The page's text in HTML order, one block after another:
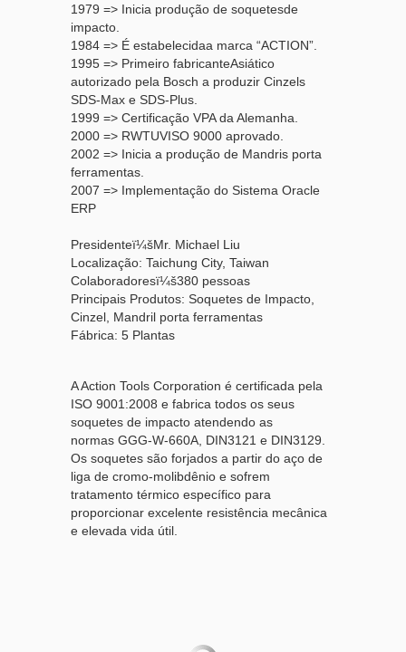
1979 => Inicia produção de soquetesde
impacto.
1984 => É estabelecidaa marca “ACTION”.
1995 => Primeiro fabricanteAsiático
autorizado pela Bosch a produzir Cinzels
SDS-Max e SDS-Plus.
1999 => Certificação VPA da Alemanha.
2000 => RWTUVISO 9000 aprovado.
2002 => Inicia a produção de Mandris porta
ferramentas.
2007 => Implementação do Sistema Oracle
ERP
Presidenteï¼šMr. Michael Liu
Localização: Taichung City, Taiwan
Colaboradoresï¼š380 pessoas
Principais Produtos: Soquetes de Impacto,
Cinzel, Mandril porta ferramentas
Fábrica: 5 Plantas
A Action Tools Corporation é certificada pela
ISO 9001:2008 e fabrica todos os seus
soquetes de impacto atendendo as
normas GGG-W-660A, DIN3121 e DIN3129.
Os soquetes são forjados a partir do aço de
liga de cromo-molibdênio e sofrem
tratamento térmico específico para
proporcionar excelente resistência mecânica
e elevada vida útil.